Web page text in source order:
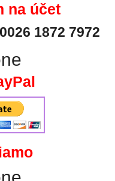
na účet
1872 7972